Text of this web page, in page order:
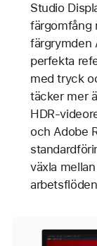
Studio
färgomfång
färgrymden
perfekta
med tryck
täcker mer
HDR-
och Adobe
växla